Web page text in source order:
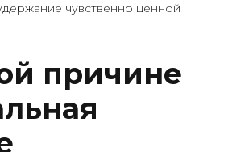
чувственно ценной
причине